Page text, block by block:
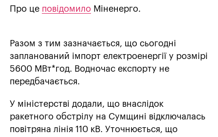
Про це повідомило Міненерго.
Разом з тим зазначається, що сьогодні
запланований імпорт електроенергії у розмірі
5600 МВт*год. Водночас експорту не
передбачається.
У міністерстві додали, що внаслідок
ракетного обстрілу на Сумщині відключалась
повітряна лінія 110 кВ. Уточнюється, що